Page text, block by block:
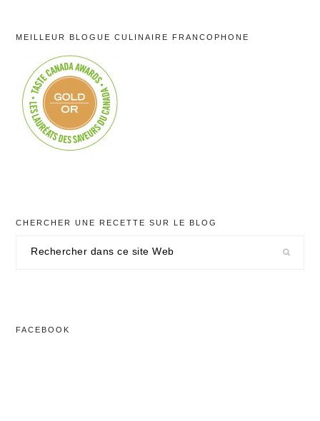
MEILLEUR BLOGUE CULINAIRE FRANCOPHONE
CHERCHER UNE RECETTE SUR LE BLOG
FACEBOOK